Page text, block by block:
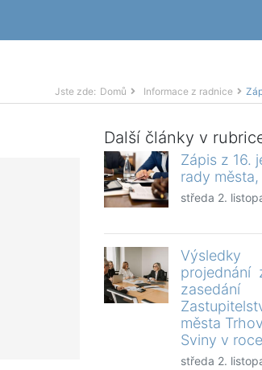
Jste zde: Domů Informace z radnice
Další články v
Zápis z 16.
rady města,
středa 2.
Výsledky
projednání
zasedání
města
Sviny v
středa 2.